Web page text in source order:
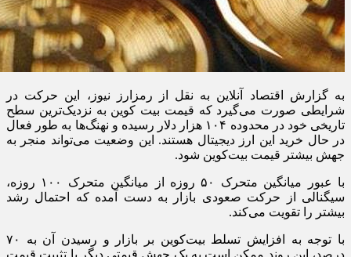
به گزارش اقتصاد آنلاین به نقل از رمزارز نیوز، این حرکت در
شرایطی صورت می‌گیرد که قیمت بیت‌ کوین به نزدیک‌ترین سطح
تاریخی خود در محدوده ۱۰۴ هزار دلار رسیده و نهنگ‌ها به طور فعال
در حال خرید این ارز دیجیتال هستند. این وضعیت می‌تواند منجر به
جهش بیشتر قیمت بیت‌کوین شود.
با عبور میانگین متحرک ۵۰ روزه از میانگین متحرک ۱۰۰ روزه،
سیگنالی از حرکت صعودی بازار به دست آمده که احتمال رشد
بیشتر را تقویت می‌کند.
با توجه به افزایش تسلط بیت‌کوین بر بازار و رسیدن آن به ۷۰
درصد، این روند ممکن است به یک جهش قیمتی دیگر یا تثبیت قیمت